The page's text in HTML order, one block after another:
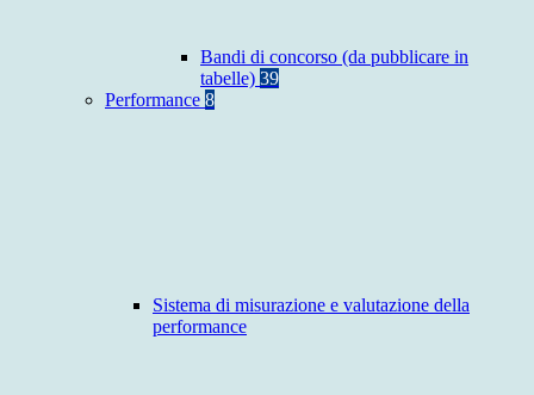
Bandi di concorso (da pubblicare in
tabelle) 39
Performance 8
Sistema di misurazione e valutazione della
performance